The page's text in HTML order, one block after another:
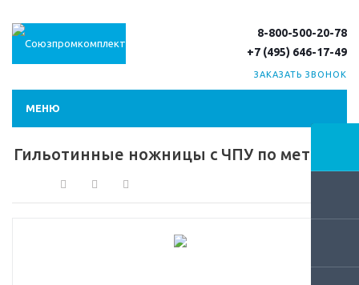
8-800-500-20-78
+7 (495) 646-17-49
ЗАКАЗАТЬ ЗВОНОК
МЕНЮ
Гильотинные ножницы с ЧПУ по металлу